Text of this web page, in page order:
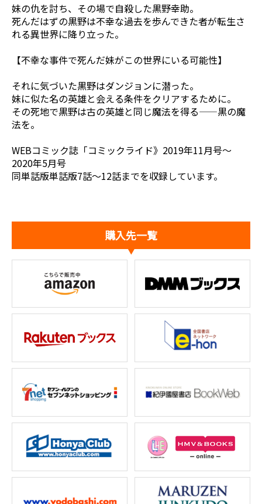
妹の仇を討ち、その場で自殺した黒野幸助。
死んだはずの黒野は不幸な過去を歩んできた者が転生さ
れる異世界に降り立った。
【不幸な事件で死んだ妹がこの世界にいる可能性】
それに気づいた黒野はダンジョンに潜った。
妹に似た名の英雄と会える条件をクリアするために。
その死地で黒野は古の英雄と同じ魔法を得る――黒の魔
法を。
WEBコミック誌「コミックライド》2019年11月号～
2020年5月号
同単話版単話版7話～12話までを収録しています。
購入先一覧